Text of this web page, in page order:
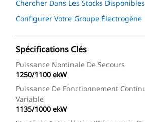
Chercher Dans Les Stocks Disponibles
Configurer Votre Groupe Électrogène
Spécifications Clés
Puissance Nominale De Secours
1250/1100 ekW
Puissance De Fonctionnement
Variable
1135/1000 ekW